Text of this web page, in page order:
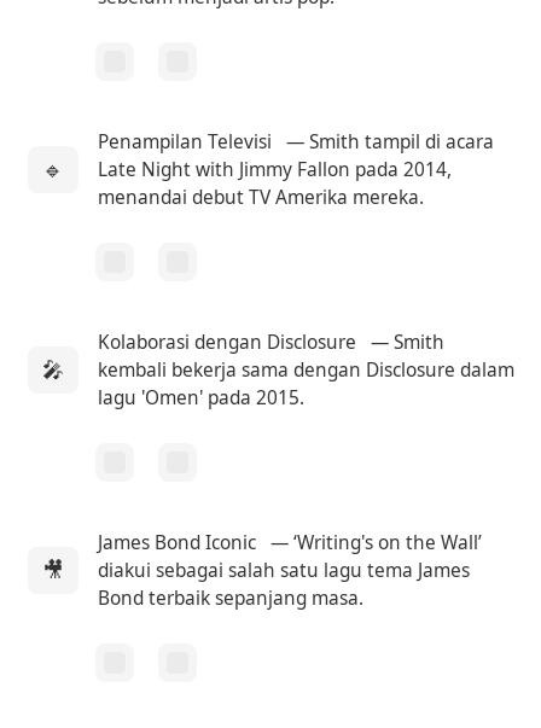
🔹
Penampilan Televisi
— Smith tampil di acara
Late Night with Jimmy Fallon pada 2014,
menandai debut TV Amerika mereka.
🎤
Kolaborasi dengan Disclosure
— Smith
kembali bekerja sama dengan Disclosure dalam
lagu 'Omen' pada 2015.
🎥
James Bond Iconic — ‘Writing's on the Wall’
diakui sebagai salah satu lagu tema James
Bond terbaik sepanjang masa.